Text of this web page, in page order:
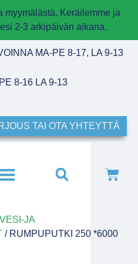
myymälästä. Keräilemme ja
2-3 arkipäivän aikana.
MA-PE 8-17, LA 9-13
8-16 LA 9-13
TAI OTA YHTEYTTÄ
JA
/ RUMPUPUTKI 250 *6000